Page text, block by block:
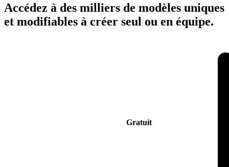
Accédez à des milliers de modèles uniques
et modifiables à créer seul ou en équipe.
Gratuit